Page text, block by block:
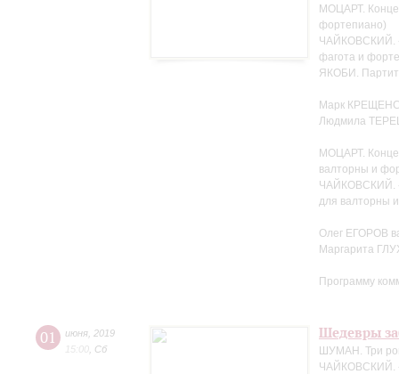
МОЦАРТ.
фортепиано)
ЧАЙКОВСКИЙ.
фагота и
ЯКОБИ.
Марк
Людмила
МОЦАРТ.
валторны и
ЧАЙКОВСКИЙ.
для валторны
Олег ЕГОРОВ
Маргарита
Программу
01 июня 2019
15:00 Сб
Шедевры
ШУМАН. Три
ЧАЙКОВСКИЙ.